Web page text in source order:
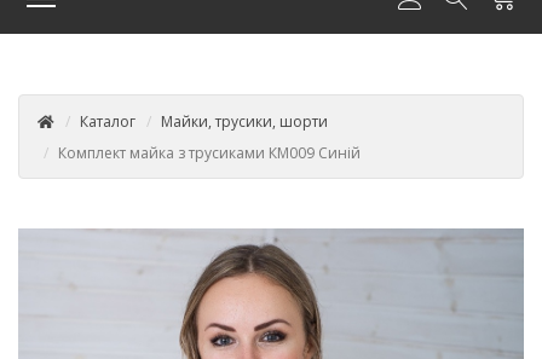
Каталог
Майки, трусики, шорти
Комплект майка з трусиками КМ009 Синій